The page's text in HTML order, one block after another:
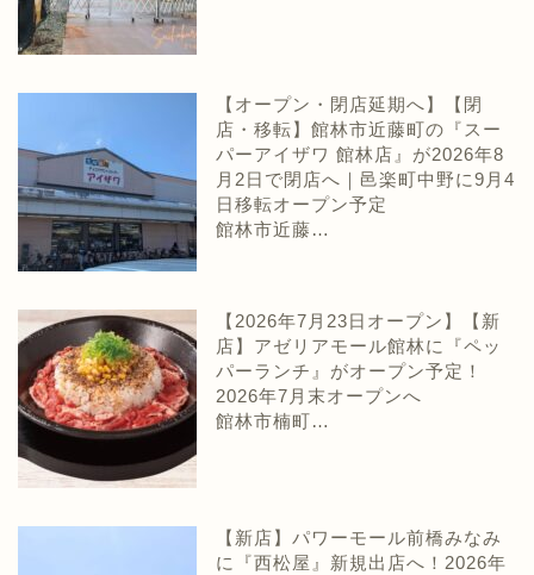
【オープン・閉店延期へ】【閉
店・移転】館林市近藤町の『スー
パーアイザワ 館林店』が2026年8
月2日で閉店へ｜邑楽町中野に9月4
日移転オープン予定
館林市近藤…
【2026年7月23日オープン】【新
店】アゼリアモール館林に『ペッ
パーランチ』がオープン予定！
2026年7月末オープンへ
館林市楠町…
【新店】パワーモール前橋みなみ
に『西松屋』新規出店へ！2026年